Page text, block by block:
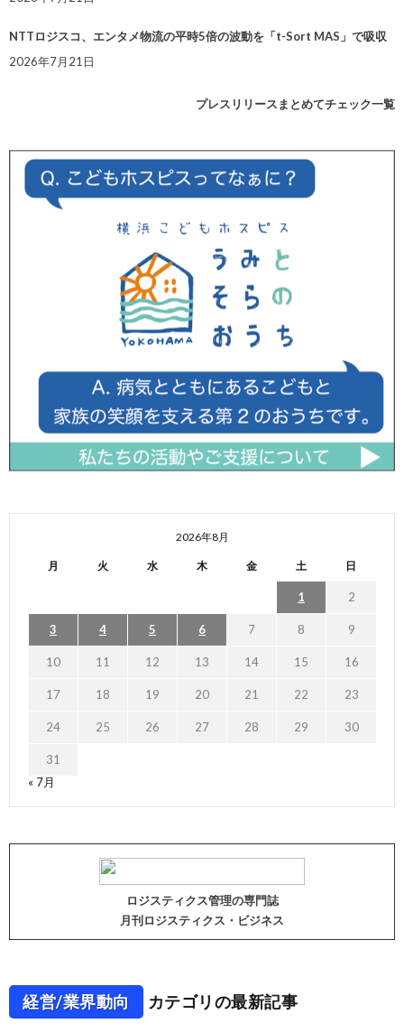
NTTロジスコ、エンタメ物流の平時5倍の波動を「t-Sort MAS」で吸収
2026年7月21日
プレスリリースまとめてチェック一覧
2026年8月
月 火 水 木 金 土 日
1 2
3 4 5 6 7 8 9
10 11 12 13 14 15 16
17 18 19 20 21 22 23
24 25 26 27 28 29 30
31
« 7月
ロジスティクス管理の専門誌
月刊ロジスティクス・ビジネス
経営/業界動向 カテゴリの最新記事